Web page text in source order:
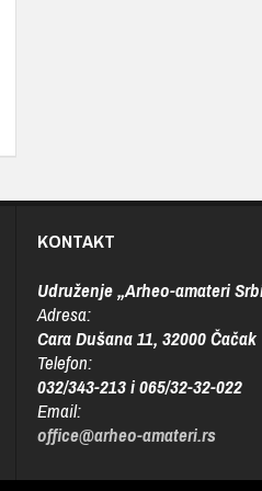
KONTAKT
Udruženje „Arheo-amateri
Adresa:
Cara Dušana 11, 32000 Čačak
Telefon:
032/343-213 i 065/32-32-022
Email:
office@arheo-amateri.rs